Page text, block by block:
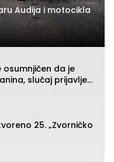
Audija i motocikla
osumnjičen da je
slučaj prijavljen
25. „Zvorničko